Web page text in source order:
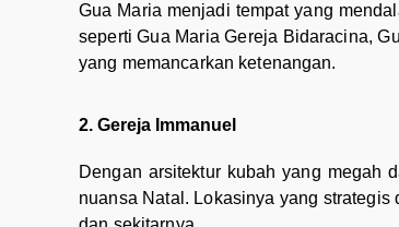
Gua Maria menjadi tempat yang
seperti Gua Maria Gereja Bidaracina,
yang memancarkan ketenangan.
2. Gereja Immanuel
Dengan arsitektur kubah yang megah
nuansa Natal. Lokasinya yang